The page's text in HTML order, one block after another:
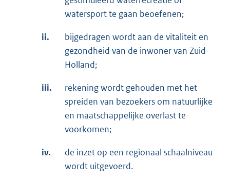
watersport te gaan beoefenen;
ii.
bijgedragen wordt aan de vitaliteit en
gezondheid van de inwoner van Zuid-
Holland;
iii.
rekening wordt gehouden met het
spreiden van bezoekers om natuurlijke
en maatschappelijke overlast te
voorkomen;
iv.
de inzet op een regionaal schaalniveau
wordt uitgevoerd.